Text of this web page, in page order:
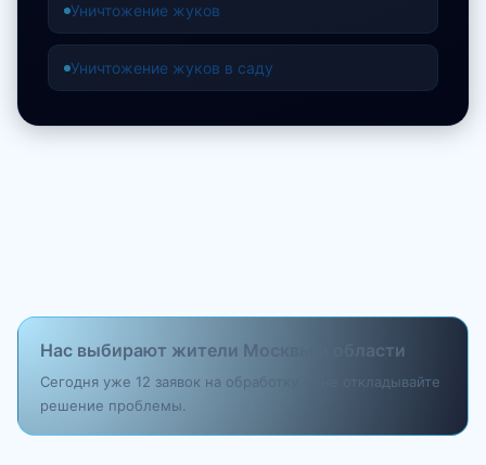
Уничтожение жуков
Уничтожение жуков в саду
Нас выбирают жители Москвы и области
Сегодня уже 12 заявок на обработку — не откладывайте
решение проблемы.